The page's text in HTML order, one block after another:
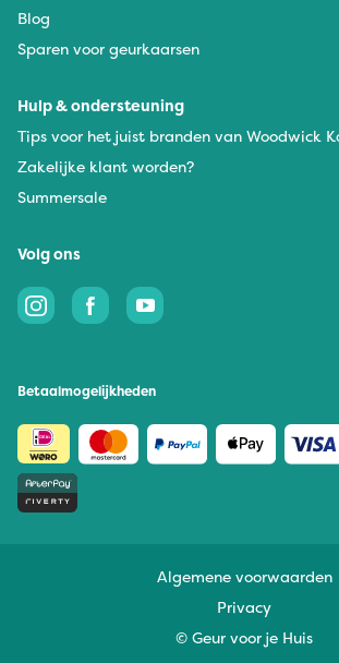
Blog
Sparen voor geurkaarsen
Hulp & ondersteuning
Tips voor het juist branden van Woodwick
Zakelijke klant worden?
Summersale
Volg ons
Betaalmogelijkheden
Algemene voorwaarden
Privacy
© Geur voor je Huis